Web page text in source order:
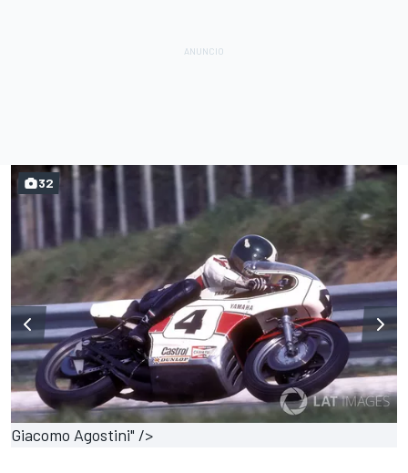
Giacomo Agostini" />
32